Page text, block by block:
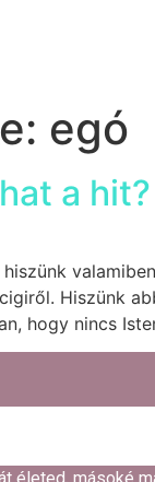
egó
a hit?
hiszünk
Hiszünk
hogy nincs